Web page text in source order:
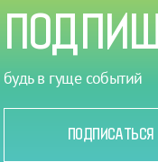
будь в гуще событий
ПОДПИСАТЬСЯ